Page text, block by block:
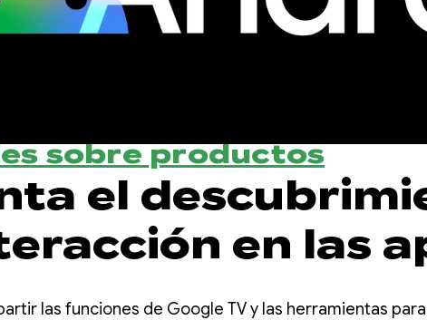
sobre productos
el
en las
TV
las funciones de Google TV y las herramientas